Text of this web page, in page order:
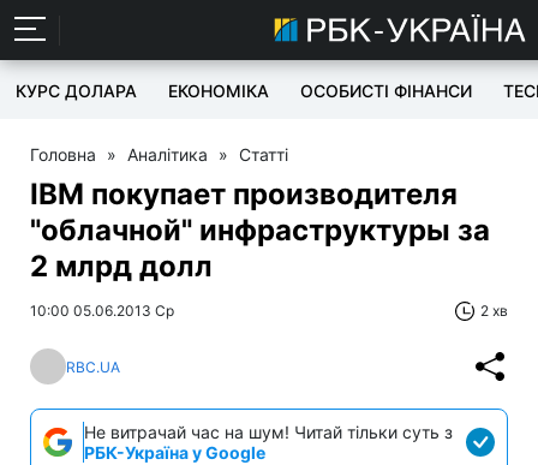
КУРС ДОЛАРА ЕКОНОМІКА ОСОБИСТІ ФІНАНСИ
Головна » Аналітика » Статті
IBM покупает производителя
"облачной" инфраструктуры за
2 млрд долл
10:00 05.06.2013 Ср 2 хв
RBC.UA
Не витрачай час на шум! Читай тільки суть з
РБК-Україна у Google